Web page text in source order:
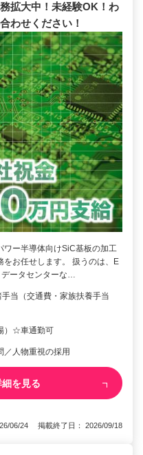
拡⼤中！未経験OK！わ
わせください！
ワー半導体向けSiC基板の加工
をお任せします。 扱うのは、E
データセンターな…
当（交通費・家族扶養手当
）☆車通勤可
／⼈物重視の採⽤
細を見る
06/24 掲載終了日： 2026/09/18